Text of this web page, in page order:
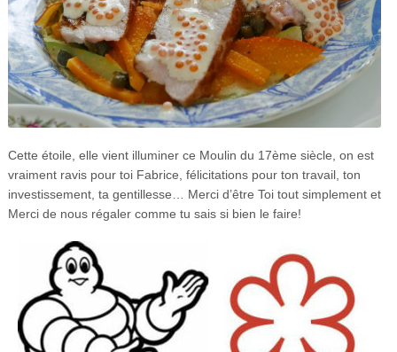
Cette étoile, elle vient illuminer ce Moulin du 17ème siècle, on est
vraiment ravis pour toi Fabrice, félicitations pour ton travail, ton
investissement, ta gentillesse… Merci d’être Toi tout simplement et
Merci de nous régaler comme tu sais si bien le faire!